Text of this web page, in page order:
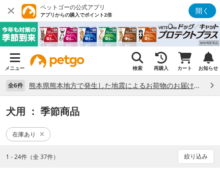
ペットゴーの公式アプリ
アプリからの購入でポイント2倍 開く
メニュー 検索 再購入 カート お知らせ
全6件 熊本県熊本地方で発生した地震によるお荷物のお届け状況について （7/28）
犬用 ： 季節商品
在庫あり
1 - 24件（全 37件） 絞り込み